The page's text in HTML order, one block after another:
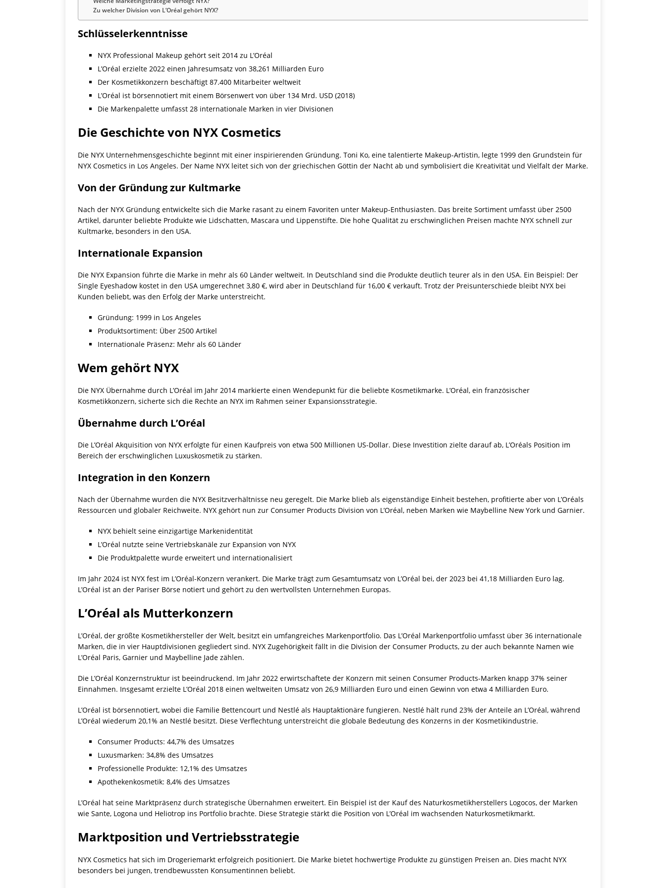
Zu welcher Division von L’Oréal gehört NYX?
Schlüsselerkenntnisse
NYX Professional Makeup gehört seit 2014 zu L’Oréal
L’Oréal erzielte 2022 einen Jahresumsatz von 38,261 Milliarden Euro
Der Kosmetikkonzern beschäftigt 87.400 Mitarbeiter weltweit
L’Oréal ist börsennotiert mit einem Börsenwert von über 134 Mrd. USD (2018)
Die Markenpalette umfasst 28 internationale Marken in vier Divisionen
Die Geschichte von NYX Cosmetics
Die NYX Unternehmensgeschichte beginnt mit einer inspirierenden Gründung. Toni Ko, eine talentierte Makeup-Artistin, legte 1999 den Grundstein für
NYX Cosmetics in Los Angeles. Der Name NYX leitet sich von der griechischen Göttin der Nacht ab und symbolisiert die Kreativität und Vielfalt der Marke.
Von der Gründung zur Kultmarke
Nach der NYX Gründung entwickelte sich die Marke rasant zu einem Favoriten unter Makeup-Enthusiasten. Das breite Sortiment umfasst über 2500
Artikel, darunter beliebte Produkte wie Lidschatten, Mascara und Lippenstifte. Die hohe Qualität zu erschwinglichen Preisen machte NYX schnell zur
Kultmarke, besonders in den USA.
Internationale Expansion
Die NYX Expansion führte die Marke in mehr als 60 Länder weltweit. In Deutschland sind die Produkte deutlich teurer als in den USA. Ein Beispiel: Der
Single Eyeshadow kostet in den USA umgerechnet 3,80 €, wird aber in Deutschland für 16,00 € verkauft. Trotz der Preisunterschiede bleibt NYX bei
Kunden beliebt, was den Erfolg der Marke unterstreicht.
Gründung: 1999 in Los Angeles
Produktsortiment: Über 2500 Artikel
Internationale Präsenz: Mehr als 60 Länder
Wem gehört NYX
Die NYX Übernahme durch L’Oréal im Jahr 2014 markierte einen Wendepunkt für die beliebte Kosmetikmarke. L’Oréal, ein französischer
Kosmetikkonzern, sicherte sich die Rechte an NYX im Rahmen seiner Expansionsstrategie.
Übernahme durch L’Oréal
Die L’Oréal Akquisition von NYX erfolgte für einen Kaufpreis von etwa 500 Millionen US-Dollar. Diese Investition zielte darauf ab, L’Oréals Position im
Bereich der erschwinglichen Luxuskosmetik zu stärken.
Integration in den Konzern
Nach der Übernahme wurden die NYX Besitzverhältnisse neu geregelt. Die Marke blieb als eigenständige Einheit bestehen, profitierte aber von L’Oréals
Ressourcen und globaler Reichweite. NYX gehört nun zur Consumer Products Division von L’Oréal, neben Marken wie Maybelline New York und Garnier.
NYX behielt seine einzigartige Markenidentität
L’Oréal nutzte seine Vertriebskanäle zur Expansion von NYX
Die Produktpalette wurde erweitert und internationalisiert
Im Jahr 2024 ist NYX fest im L’Oréal-Konzern verankert. Die Marke trägt zum Gesamtumsatz von L’Oréal bei, der 2023 bei 41,18 Milliarden Euro lag.
L’Oréal ist an der Pariser Börse notiert und gehört zu den wertvollsten Unternehmen Europas.
L’Oréal als Mutterkonzern
L’Oréal, der größte Kosmetikhersteller der Welt, besitzt ein umfangreiches Markenportfolio. Das L’Oréal Markenportfolio umfasst über 36 internationale
Marken, die in vier Hauptdivisionen gegliedert sind. NYX Zugehörigkeit fällt in die Division der Consumer Products, zu der auch bekannte Namen wie
L’Oréal Paris, Garnier und Maybelline Jade zählen.
Die L’Oréal Konzernstruktur ist beeindruckend. Im Jahr 2022 erwirtschaftete der Konzern mit seinen Consumer Products-Marken knapp 37% seiner
Einnahmen. Insgesamt erzielte L’Oréal 2018 einen weltweiten Umsatz von 26,9 Milliarden Euro und einen Gewinn von etwa 4 Milliarden Euro.
L’Oréal ist börsennotiert, wobei die Familie Bettencourt und Nestlé als Hauptaktionäre fungieren. Nestlé hält rund 23% der Anteile an L’Oréal, während
L’Oréal wiederum 20,1% an Nestlé besitzt. Diese Verflechtung unterstreicht die globale Bedeutung des Konzerns in der Kosmetikindustrie.
Consumer Products: 44,7% des Umsatzes
Luxusmarken: 34,8% des Umsatzes
Professionelle Produkte: 12,1% des Umsatzes
Apothekenkosmetik: 8,4% des Umsatzes
L’Oréal hat seine Marktpräsenz durch strategische Übernahmen erweitert. Ein Beispiel ist der Kauf des Naturkosmetikherstellers Logocos, der Marken
wie Sante, Logona und Heliotrop ins Portfolio brachte. Diese Strategie stärkt die Position von L’Oréal im wachsenden Naturkosmetikmarkt.
Marktposition und Vertriebsstrategie
NYX Cosmetics hat sich im Drogeriemarkt erfolgreich positioniert. Die Marke bietet hochwertige Produkte zu günstigen Preisen an. Dies macht NYX
besonders bei jungen, trendbewussten Konsumentinnen beliebt.